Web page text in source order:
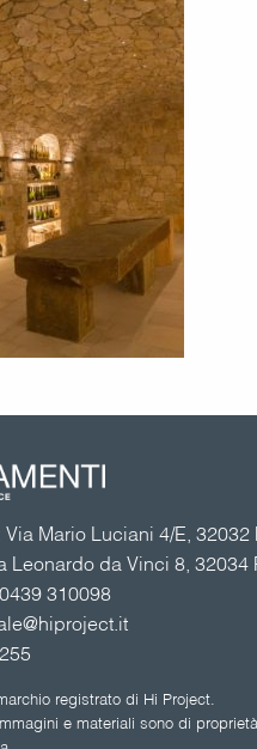
Mario Luciani 4/E, 32032
Leonardo da Vinci 8, 32034
310098
registrato di Hi Project.
e materiali sono di